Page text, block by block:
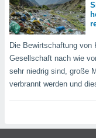
dem Sie
dies zu
jederzeit
der
indem
Die Bewirtschaftung
Gesellschaft nach wie
sehr niedrig sind, große
verbrannt werden und